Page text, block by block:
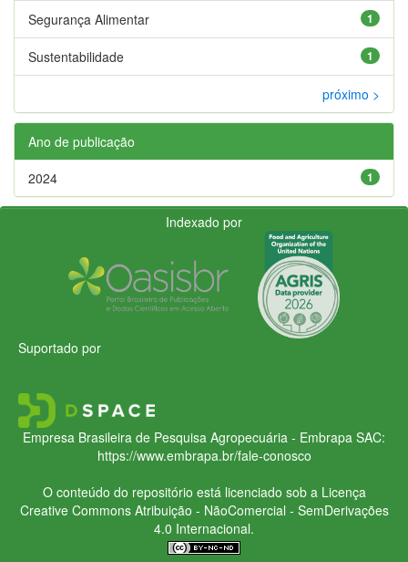
1
Segurança Alimentar
1
Sustentabilidade
próximo >
Ano de publicação
1
2024
Indexado por
Suportado por
Empresa Brasileira de Pesquisa Agropecuária - Embrapa SAC:
https://www.embrapa.br/fale-conosco
O conteúdo do repositório está licenciado sob a Licença
Creative CommonsAtribuição - NãoComercial - SemDerivações
4.0 Internacional.